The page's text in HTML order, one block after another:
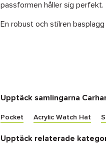
passformen håller sig perfekt.
En robust och stilren
Upptäck samlingarna
Pocket Acrylic Watch Hat
Upptäck relaterade